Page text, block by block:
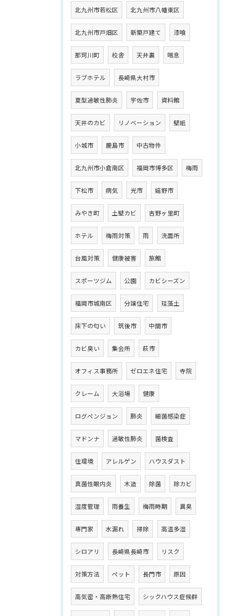
北九州市若松区 北九州市八幡東区
北九州市戸畑区 新築戸建て 漆喰
那珂川町 校舎 天井裏 喘息
ラブホテル 長崎県大村市
夏型過敏性肺炎 宇佐市 資料館
天井のカビ リノベーション 壁紙
小城市 鹿島市 中古物件
北九州市小倉南区 福岡市博多区 梅雨
下松市 病気 光市 嬉野市
みやき町 土壁カビ 吉野ヶ里町
ホテル 梅雨対策 雨 洗面所
台風対策 健康被害 旅館
スポーツジム 公園 カビシーズン
福岡市城南区 分譲住宅 珪藻土
床下の匂い 筑後市 中間市
カビ臭い 集会所 萩市
オフィス事務所 ゼロエネ住宅 寺院
クレーム 大浴場 健康
ログペンジョン 肺炎 細菌感染症
マドンナ 過敏性肺炎 菌検査
住環境 アレルゲン ハウスダスト
真菌性眼内炎 木造 除菌 除カビ
湿度管理 雨養生 梅雨時期 異臭
専門家 水漏れ 掃除 高温多湿
シロアリ 長崎県長崎市 リスク
対策方法 ペット 長門市 原因
高気密・高断熱住宅 シックハウス症候群